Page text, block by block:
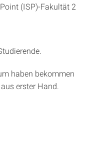
(ISP)-Fakultät 2
haben bekommen
erster Hand.